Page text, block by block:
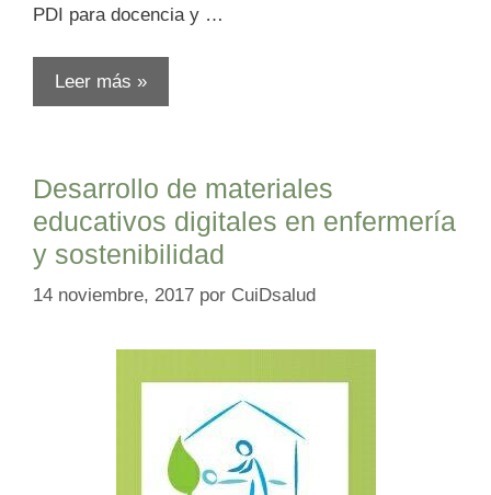
PDI para docencia y …
Leer más »
Desarrollo de materiales
educativos digitales en enfermería
y sostenibilidad
14 noviembre, 2017 por CuiDsalud